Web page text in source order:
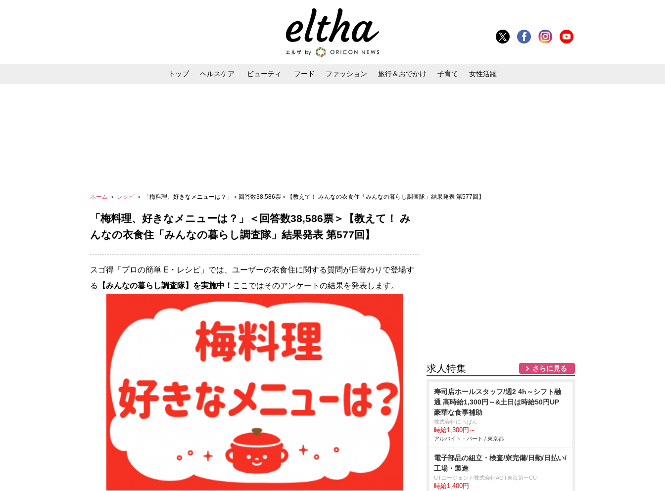
トップ ヘルスケア ビューティ フード ファッション 旅行＆おでかけ 子育て 女性活躍
ホーム ＞ レシピ ＞ 「梅料理、好きなメニューは？」＜回答数38,586票＞【教えて！ みんなの衣食住「みんなの暮らし調査隊」結果発表 第577回】
「梅料理、好きなメニューは？」＜回答数38,586票＞【教えて！ み
んなの衣食住「みんなの暮らし調査隊」結果発表 第577回】
スゴ得「プロの簡単 E・レシピ」では、ユーザーの衣食住に関する質問が日替わりで登場す
る
【みんなの暮らし調査隊】を実施中！ ここではそのアンケートの結果を発表します。
求人特集 さらに見る
寿司店ホールスタッフ/週2 4h～シフト融
通 高時給1,300円～&土日は時給50円UP
豪華な食事補助
株式会社にっぱん
時給1,300円～
アルバイト・パート / 東京都
電子部品の組立・検査/寮完備/日勤/日払い/
工場・製造
UTエージェント株式会社AGT東海第一CU
時給1,400円